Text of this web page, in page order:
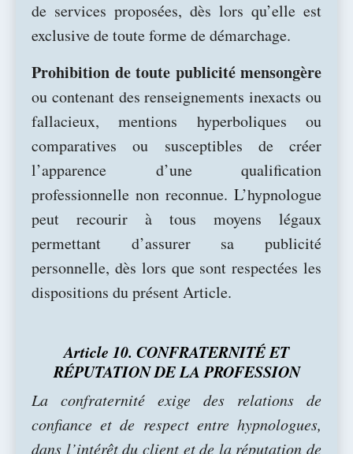
de services proposées, dès lors qu’elle est
exclusive de toute forme de démarchage.
Prohibition de toute publicité mensongère
ou contenant des renseignements inexacts ou
fallacieux, mentions hyperboliques ou
comparatives ou susceptibles de créer
l’apparence d’une qualification
professionnelle non reconnue. L’hypnologue
peut recourir à tous moyens légaux
permettant d’assurer sa publicité
personnelle, dès lors que sont respectées les
dispositions du présent Article.
Article 10. CONFRATERNITÉ ET
RÉPUTATION DE LA PROFESSION
La confraternité exige des relations de
confiance et de respect entre hypnologues,
dans l’intérêt du client et de la réputation de